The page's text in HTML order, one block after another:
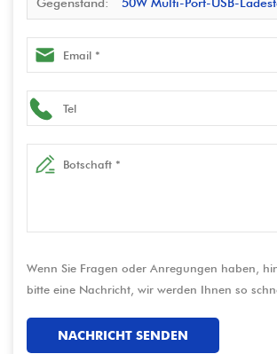
Gegenstand: 50W Multi-Port-USB-
Desktop-Smart-Ladegerät für mehrere
OEM -Versorgung
Wenn Sie Fragen oder Anregungen haben,
bitte eine Nachricht, wir werden Ihnen so
NACHRICHT SENDEN